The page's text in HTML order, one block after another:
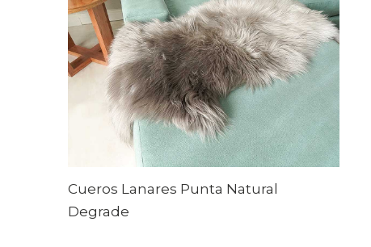
Cueros Lanares Punta Natural
Degrade